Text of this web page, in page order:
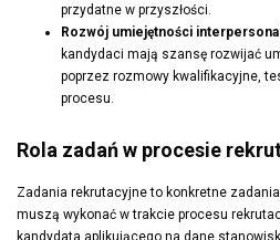
przydatne w przyszłości.
Rozwój umiejętności
kandydaci mają szansę rozwijać
poprzez rozmowy kwalifikacyjne,
procesu.
Rola zadań w procesie
Zadania rekrutacyjne to konkretne
muszą wykonać w trakcie procesu
kandydata aplikującego na dane